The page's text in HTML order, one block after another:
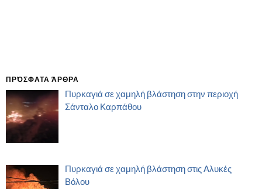
ΠΡΌΣΦΑΤΑ ΆΡΘΡΑ
Πυρκαγιά σε χαμηλή βλάστηση στην περιοχή
Σάνταλο Καρπάθου
Πυρκαγιά σε χαμηλή βλάστηση στις Αλυκές
Βόλου